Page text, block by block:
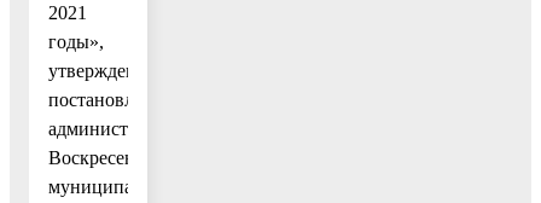
2021
годы»,
утвержденную
постановлением
администрации
Воскресенского
муниципального